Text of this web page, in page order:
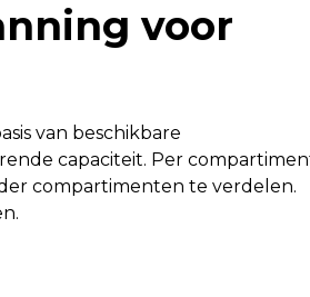
voor
van beschikbare
capaciteit. Per
compartimenten te verdelen.